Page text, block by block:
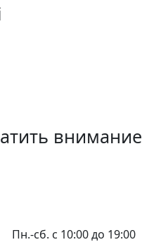
внимание
Пн.-сб. с 10:00 до 19:00